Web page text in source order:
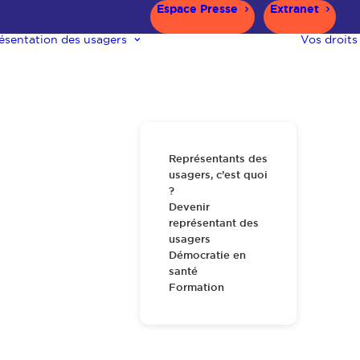
Espace Presse Extranet
des usagers
Représentants des
usagers, c’est quoi
?
Devenir
représentant des
usagers
Démocratie en
santé
Formation
Vos droits